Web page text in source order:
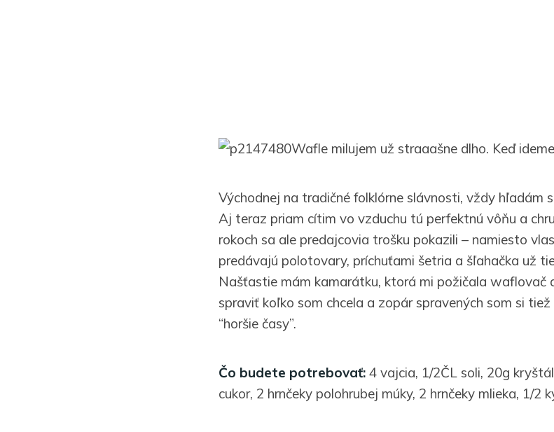
Wafle milujem už straaašne dlho. Keď
Východnej na tradičné folklórne slávnosti, vždy hľadám
Aj teraz priam cítim vo vzduchu tú perfektnú vôňu a
rokoch sa ale predajcovia trošku pokazili – namiesto
predávajú polotovary, príchuťami šetria a šľahačka už
Našťastie mám kamarátku, ktorá mi požičala waflovač
spraviť koľko som chcela a zopár spravených som si
“horšie časy”.
Čo budete potrebovať: 4 vajcia, 1/2ČL soli, 20g
cukor, 2 hrnčeky polohrubej múky, 2 hrnčeky mlieka, 1/2